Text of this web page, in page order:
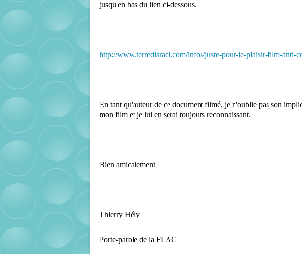
jusqu'en bas du lien ci-dessous.
http://www.terredisrael.com/infos/juste-pour-le-plaisir-film-anti-
En tant qu'auteur de ce document filmé, je n'oublie pas son
mon film et je lui en serai toujours reconnaissant.
Bien amicalement
Thierry Hély
Porte-parole de la FLAC